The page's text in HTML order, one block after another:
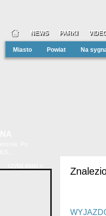
NEWS PARKI
Miasto Powiat Na